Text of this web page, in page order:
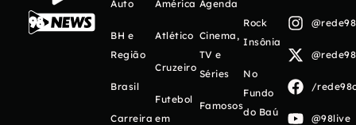
Auto
BH e
Região
Brasil
Carreira
América
Atlético
Cruzeiro
Futebol
em
Agenda
Cinema,
TV e
Séries
Famosos
Rock
Insônia
No
Fundo
do Baú
/
@98live